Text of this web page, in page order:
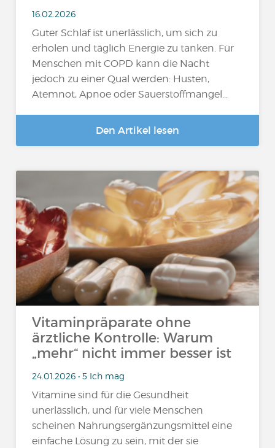
16.02.2026
Guter Schlaf ist unerlässlich, um sich zu
erholen und täglich Energie zu tanken. Für
Menschen mit COPD kann die Nacht
jedoch zu einer Qual werden: Husten,
Atemnot, Apnoe oder Sauerstoffmangel...
Den Artikel lesen
Vitaminpräparate ohne
ärztliche Kontrolle: Warum
„mehr“ nicht immer besser ist
24.01.2026 • 5 Ich mag
Vitamine sind für die Gesundheit
unerlässlich, und für viele Menschen
scheinen Nahrungsergänzungsmittel eine
einfache Lösung zu sein, mit der sie